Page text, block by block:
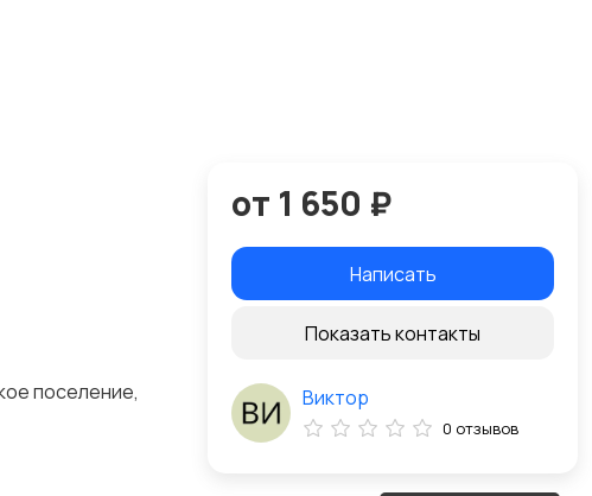
поселение,
от 1 650 ₽
Написать
Показать контакты
Виктор
0 отзывов